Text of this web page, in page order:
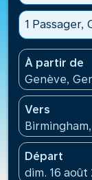
1 Passager,
À partir de
Genève,
Vers
Départ
fc-
dim. 16 août